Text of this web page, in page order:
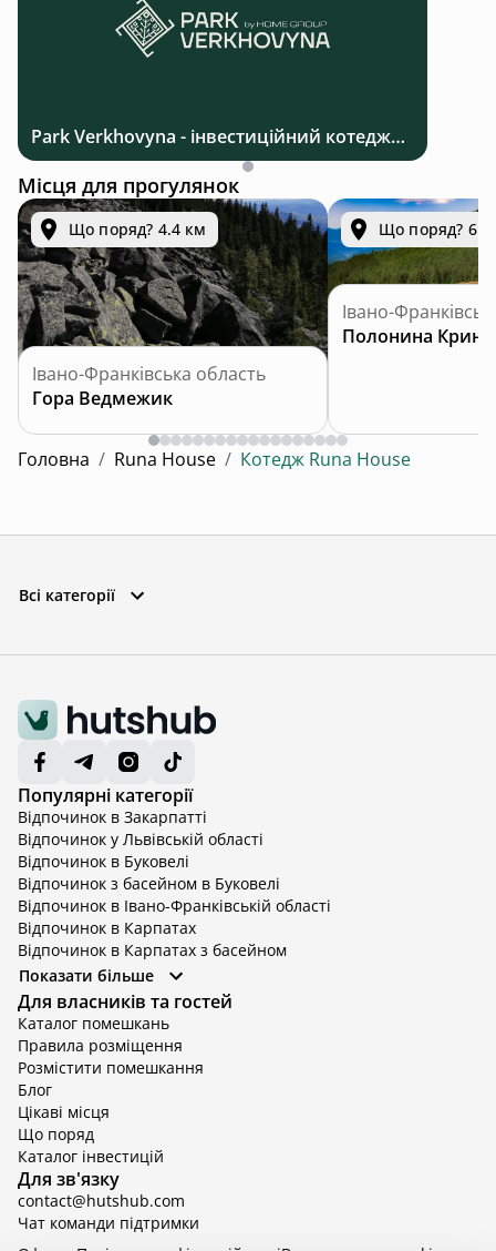
Park Verkhovyna - інвестиційний котеджний комплекс біля Верховини в Карпатах
Місця для прогулянок
Що поряд? 4.4 км
Івано-Франківська область
Гора Ведмежик
Що поряд? 6.3
Івано-
Полонина
Головна / Runa House / Котедж Runa House
Всі категорії
Популярні категорії
Відпочинок в Закарпатті
Відпочинок у Львівській області
Відпочинок в Буковелі
Відпочинок з басейном в Буковелі
Відпочинок в Івано-Франківській області
Відпочинок в Карпатах
Відпочинок в Карпатах з басейном
Відпочинок в Київській області
Відпочинок в Київській області з басейном
Відпочинок в Тернопільській області
Відпочинок у Вінницькій області
Відпочинок в Яремче
Відпочинок у Львівській області з басейном
Відпочинок з басейном в Тернопільській області
Показати більше
Для власників та гостей
Каталог помешкань
Правила розміщення
Розмістити помешкання
Блог
Цікаві місця
Що поряд
Каталог інвестицій
Для зв'язку
contact@hutshub.com
Чат команди підтримки